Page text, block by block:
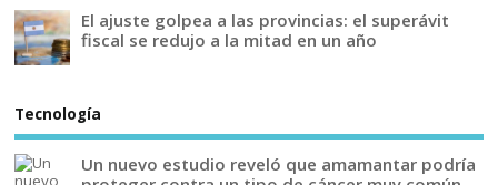
El ajuste golpea a las provincias: el superávit
fiscal se redujo a la mitad en un año
Tecnología
Un nuevo estudio reveló que amamantar podría